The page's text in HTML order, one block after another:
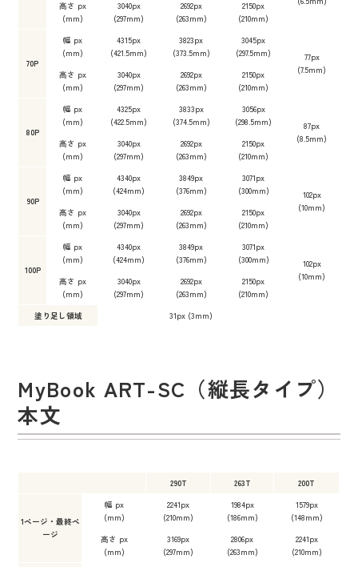
高さ px
(mm)
3040px
(297mm)
2692px
(263mm)
2150px
(210mm)
70P
幅 px
(mm)
4315px
(421.5mm)
3823px
(373.5mm)
3045px
(297.5mm)
77px
(7.5mm)
高さ px
(mm)
3040px
(297mm)
2692px
(263mm)
2150px
(210mm)
80P
幅 px
(mm)
4325px
(422.5mm)
3833px
(374.5mm)
3056px
(298.5mm)
87px
(8.5mm)
高さ px
(mm)
3040px
(297mm)
2692px
(263mm)
2150px
(210mm)
90P
幅 px
(mm)
4340px
(424mm)
3849px
(376mm)
3071px
(300mm)
102px
(10mm)
高さ px
(mm)
3040px
(297mm)
2692px
(263mm)
2150px
(210mm)
100P
幅 px
(mm)
4340px
(424mm)
3849px
(376mm)
3071px
(300mm)
102px
(10mm)
高さ px
(mm)
3040px
(297mm)
2692px
(263mm)
2150px
(210mm)
塗り足し領域
31px (3mm)
MyBook ART-SC（縦長タイプ）
本文
290T 263T 200T
1ページ・最終ペ
ージ
幅 px
(mm)
2241px
(210mm)
1984px
(186mm)
1579px
(148mm)
高さ px
(mm)
3169px
(297mm)
2806px
(263mm)
2241px
(210mm)